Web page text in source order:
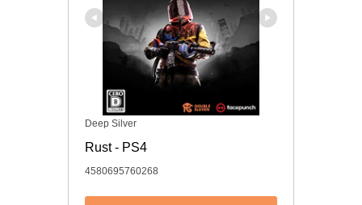
Deep Silver
Rust - PS4
4580695760268